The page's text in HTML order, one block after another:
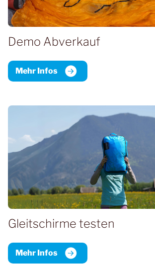
Demo Abverkauf
Mehr Infos
Gleitschirme testen
Mehr Infos